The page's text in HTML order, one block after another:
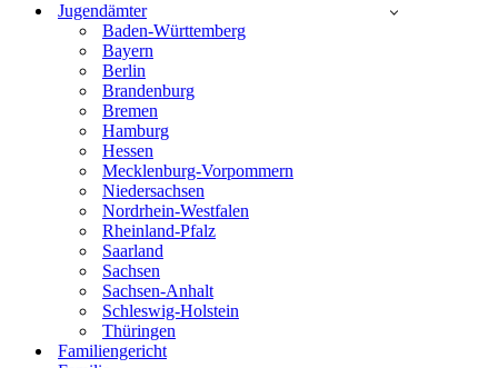
Jugendämter
Baden-Württemberg
Bayern
Berlin
Brandenburg
Bremen
Hamburg
Hessen
Mecklenburg-Vorpommern
Niedersachsen
Nordrhein-Westfalen
Rheinland-Pfalz
Saarland
Sachsen
Sachsen-Anhalt
Schleswig-Holstein
Thüringen
Familiengericht